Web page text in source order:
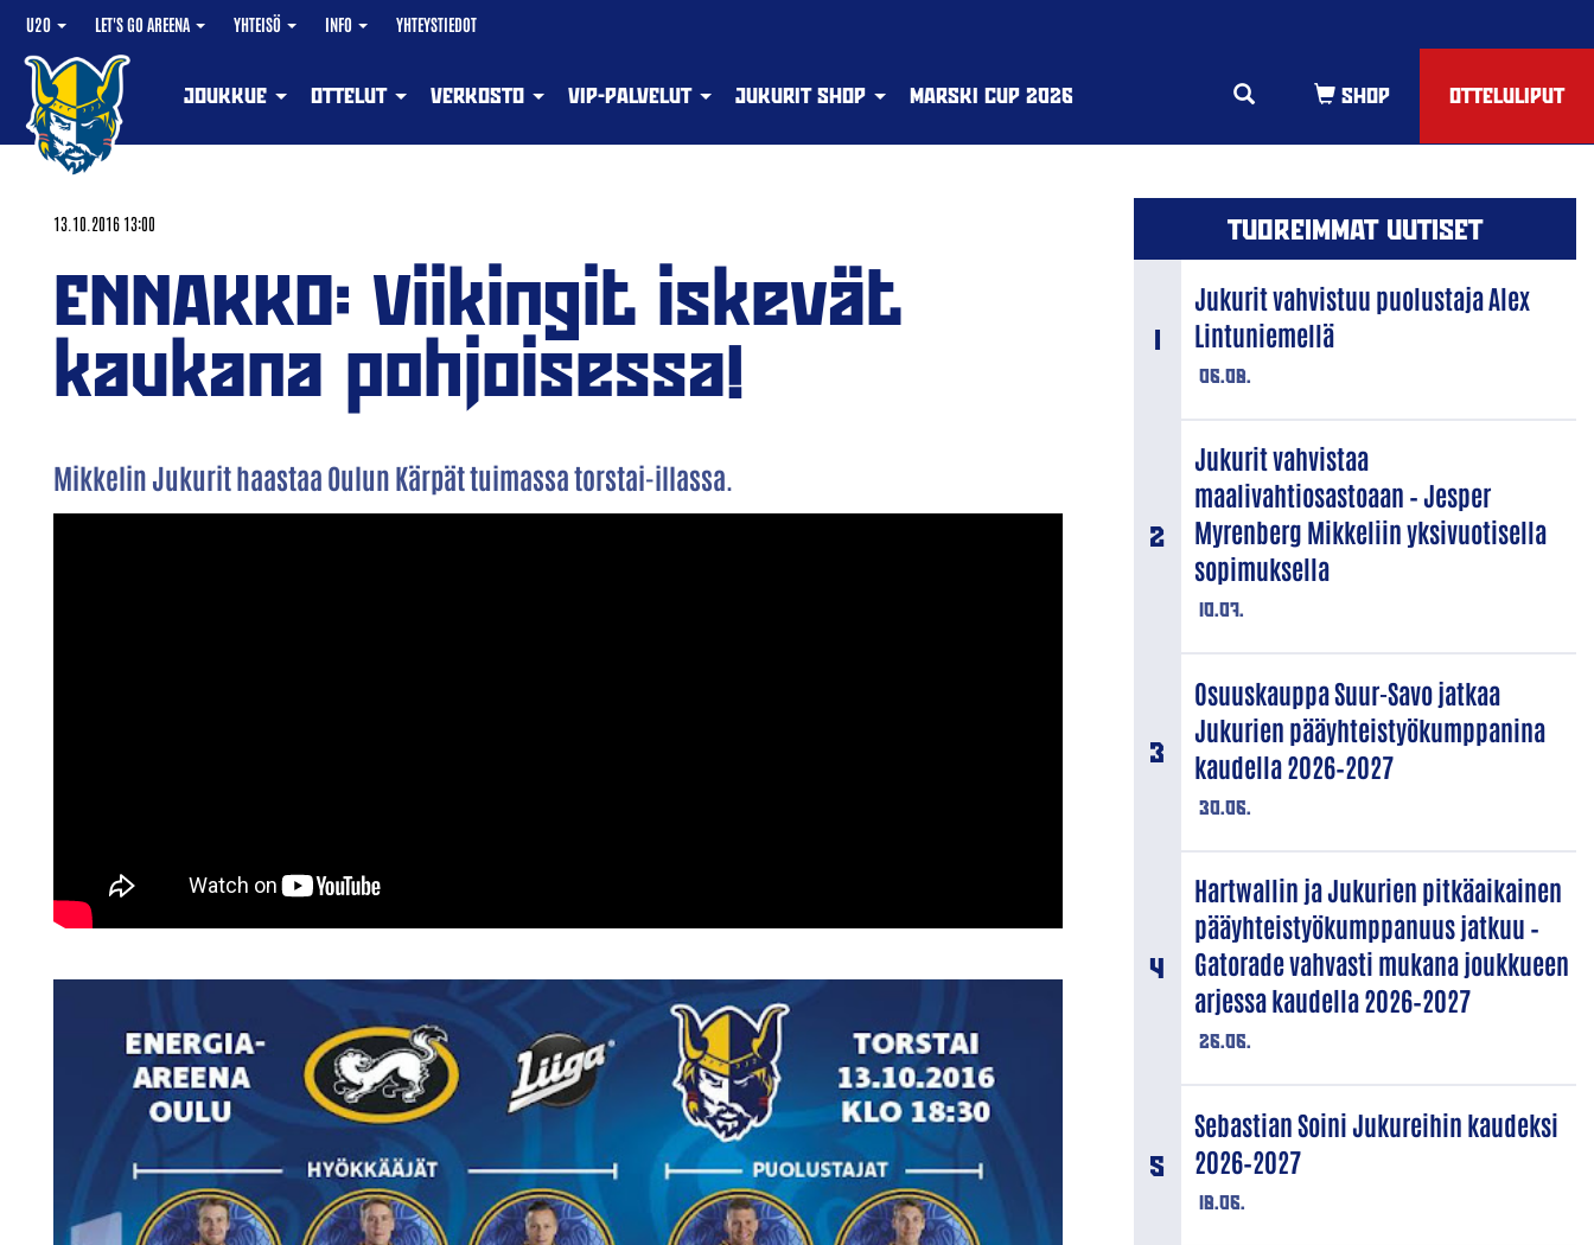
U20 LET'S GO AREENA YHTEISÖ INFO YHTEYSTIEDOT
OTTELULIPUT
JOUKKUE OTTELUT VERKOSTO VIP-PALVELUT JUKURIT SHOP MARSKI CUP 2026
13.10.2016 13:00
ENNAKKO: Viikingit iskevät
kaukana pohjoisessa!
Mikkelin Jukurit haastaa Oulun Kärpät tuimassa torstai-illassa.
TUOREIMMAT UUTISET
06.08.
Jukurit vahvistuu puolustaja Alex
Lintuniemellä
10.07.
Jukurit vahvistaa
maalivahtiosastoaan – Jesper
Myrenberg Mikkeliin yksivuotisella
sopimuksella
30.06.
Osuuskauppa Suur-Savo jatkaa
Jukurien pääyhteistyökumppanina
kaudella 2026–2027
26.06.
Hartwallin ja Jukurien pitkäaikainen
pääyhteistyökumppanuus jatkuu –
Gatorade vahvasti mukana joukkueen
arjessa kaudella 2026–2027
18.06.
Sebastian Soini Jukureihin kaudeksi
2026–2027